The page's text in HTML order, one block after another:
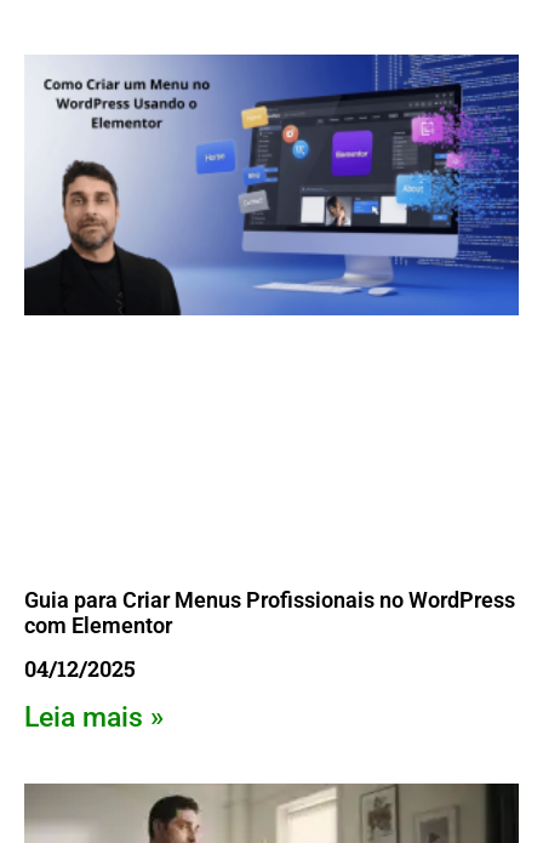
Guia para Criar Menus Profissionais no WordPress
com Elementor
04/12/2025
Leia mais »